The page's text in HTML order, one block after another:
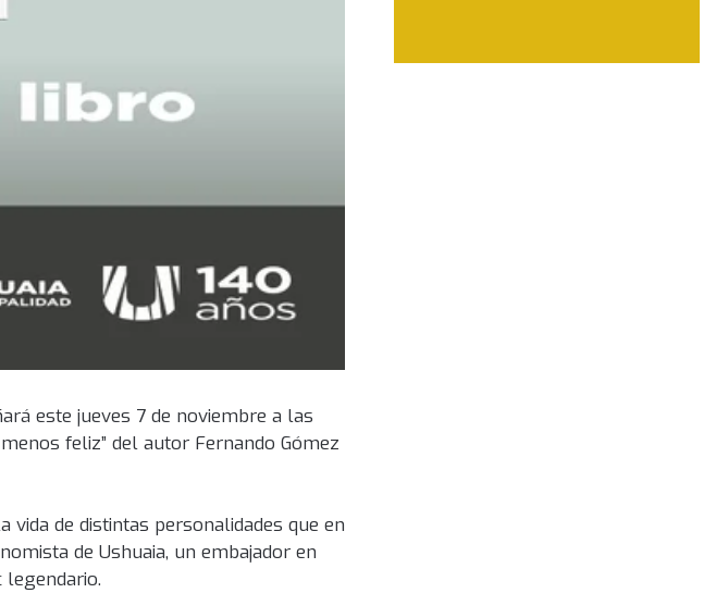
este jueves 7 de noviembre a las
feliz” del autor Fernando Gómez
vida de distintas personalidades que en
de Ushuaia, un embajador en
legendario.